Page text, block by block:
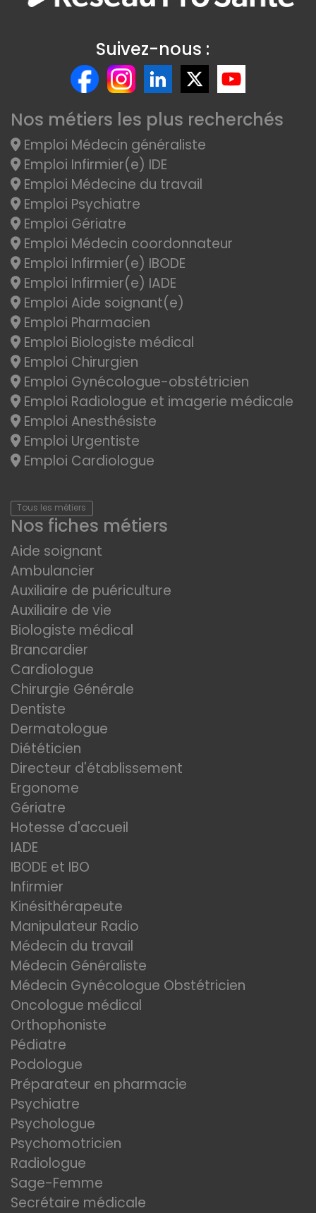
Suivez-nous :
Nos métiers les plus recherchés
Emploi Médecin généraliste
Emploi Infirmier(e) IDE
Emploi Médecine du travail
Emploi Psychiatre
Emploi Gériatre
Emploi Médecin coordonnateur
Emploi Infirmier(e) IBODE
Emploi Infirmier(e) IADE
Emploi Aide soignant(e)
Emploi Pharmacien
Emploi Biologiste médical
Emploi Chirurgien
Emploi Gynécologue-obstétricien
Emploi Radiologue et imagerie médicale
Emploi Anesthésiste
Emploi Urgentiste
Emploi Cardiologue
Tous les métiers
Nos fiches métiers
Aide soignant
Ambulancier
Auxiliaire de puériculture
Auxiliaire de vie
Biologiste médical
Brancardier
Cardiologue
Chirurgie Générale
Dentiste
Dermatologue
Diététicien
Directeur d'établissement
Ergonome
Gériatre
Hotesse d'accueil
IADE
IBODE et IBO
Infirmier
Kinésithérapeute
Manipulateur Radio
Médecin du travail
Médecin Généraliste
Médecin Gynécologue Obstétricien
Oncologue médical
Orthophoniste
Pédiatre
Podologue
Préparateur en pharmacie
Psychiatre
Psychologue
Psychomotricien
Radiologue
Sage-Femme
Secrétaire médicale